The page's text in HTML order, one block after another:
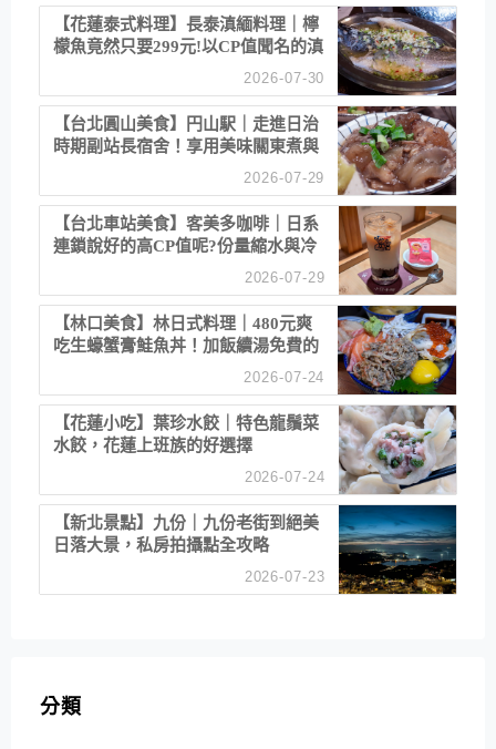
【花蓮泰式料理】長泰滇緬料理｜檸
檬魚竟然只要299元!以CP值聞名的滇
2026-07-30
【台北圓山美食】円山駅｜走進日治
時期副站長宿舍！享用美味關東煮與
2026-07-29
【台北車站美食】客美多咖啡｜日系
連鎖說好的高CP值呢?份量縮水與冷
2026-07-29
【林口美食】林日式料理｜480元爽
吃生蠔蟹膏鮭魚丼！加飯續湯免費的
2026-07-24
【花蓮小吃】葉珍水餃｜特色龍鬚菜
水餃，花蓮上班族的好選擇
2026-07-24
【新北景點】九份｜九份老街到絕美
日落大景，私房拍攝點全攻略
2026-07-23
分類